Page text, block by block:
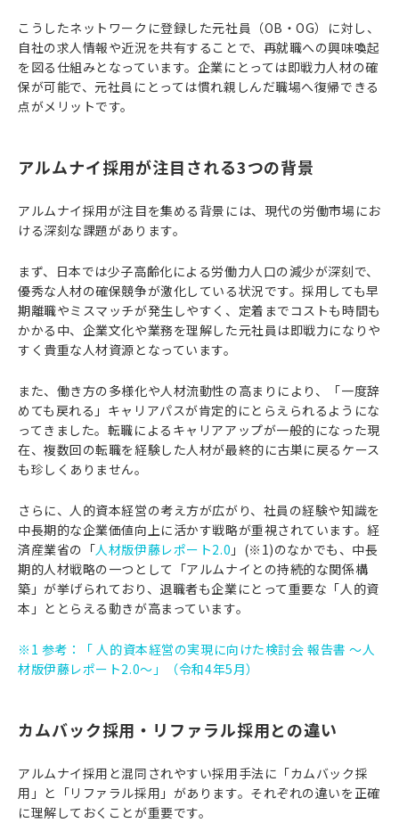
こうしたネットワークに登録した元社員（OB・OG）に対し、
自社の求人情報や近況を共有することで、再就職への興味喚起
を図る仕組みとなっています。企業にとっては即戦力人材の確
保が可能で、元社員にとっては慣れ親しんだ職場へ復帰できる
点がメリットです。
アルムナイ採用が注目される3つの背景
アルムナイ採用が注目を集める背景には、現代の労働市場にお
ける深刻な課題があります。
まず、日本では少子高齢化による労働力人口の減少が深刻で、
優秀な人材の確保競争が激化している状況です。採用しても早
期離職やミスマッチが発生しやすく、定着までコストも時間も
かかる中、企業文化や業務を理解した元社員は即戦力になりや
すく貴重な人材資源となっています。
また、働き方の多様化や人材流動性の高まりにより、「一度辞
めても戻れる」キャリアパスが肯定的にとらえられるようにな
ってきました。転職によるキャリアアップが一般的になった現
在、複数回の転職を経験した人材が最終的に古巣に戻るケース
も珍しくありません。
さらに、人的資本経営の考え方が広がり、社員の経験や知識を
中長期的な企業価値向上に活かす戦略が重視されています。経
済産業省の「人材版伊藤レポート2.0 」(※1)のなかでも、中長
期的人材戦略の一つとして「アルムナイとの持続的な関係構
築」が挙げられており、退職者も企業にとって重要な「人的資
本」ととらえる動きが高まっています。
※1 参考：「 人的資本経営の実現に向けた検討会 報告書 ～人
材版伊藤レポート2.0～」（令和4年5月）
カムバック採用・リファラル採用との違い
アルムナイ採用と混同されやすい採用手法に「カムバック採
用」と「リファラル採用」があります。それぞれの違いを正確
に理解しておくことが重要です。